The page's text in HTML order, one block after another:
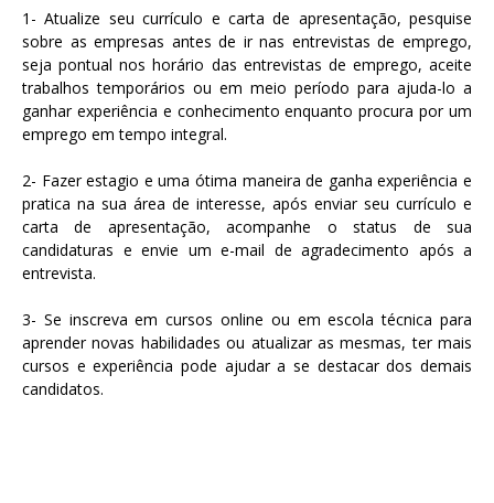
1- Atualize seu currículo e carta de apresentação, pesquise
sobre as empresas antes de ir nas entrevistas de emprego,
seja pontual nos horário das entrevistas de emprego, aceite
trabalhos temporários ou em meio período para ajuda-lo a
ganhar experiência e conhecimento enquanto procura por um
emprego em tempo integral.
2- Fazer estagio e uma ótima maneira de ganha experiência e
pratica na sua área de interesse, após enviar seu currículo e
carta de apresentação, acompanhe o status de sua
candidaturas e envie um e-mail de agradecimento após a
entrevista.
3- Se inscreva em cursos online ou em escola técnica para
aprender novas habilidades ou atualizar as mesmas, ter mais
cursos e experiência pode ajudar a se destacar dos demais
candidatos.